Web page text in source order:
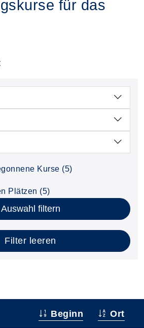
für das
Kurse (5)
Plätzen (5)
Auswahl filtern
Filter leeren
Beginn Ort